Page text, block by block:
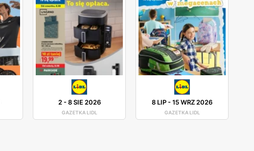
2-8 SIE 2026
GAZETKA LIDL
8 LIP-15 WRZ 2026
GAZETKA LIDL